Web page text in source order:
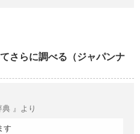
さらに調べる（ジャパンナ
』より
す